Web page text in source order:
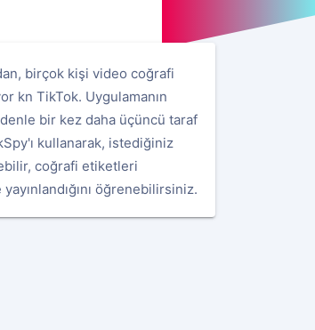
birçok kişi video coğrafi
kn TikTok. Uygulamanın
bir kez daha üçüncü taraf
kullanarak, istediğiniz
coğrafi etiketleri
öğrenebilirsiniz.